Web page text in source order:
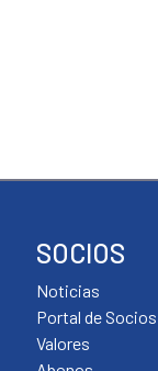
SOCIOS
Noticias
Portal de Socios
Valores